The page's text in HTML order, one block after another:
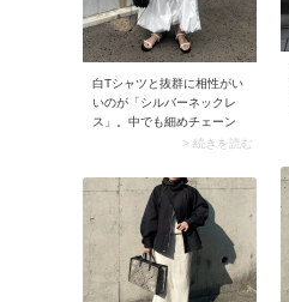
白Tシャツと抜群に相性がい
いのが「シルバーネックレ
ス」。中でも細めチェーン
のシンプルなネックレスは
すいですよ。ネックレスの
長さは、クルーネックTシャ
ツの場合は45cm～50cmく
らいがおすすめ。ネックレ
スがTシャツの首元よりひと
回り長くなることでバラン
スがよくなる上に、カジュ
> 続きを読む